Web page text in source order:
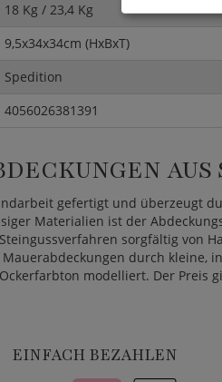
18 Kg / 23,4 Kg
9,5x34x34cm (HxBxT)
Spedition
4056026381391
AUS
gefertigt und überzeugt
Materialien ist der
sorgfältig von
durch kleine,
modelliert. Der Preis
EINFACH BEZAHLEN